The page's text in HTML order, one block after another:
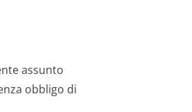
assunto
obbligo di